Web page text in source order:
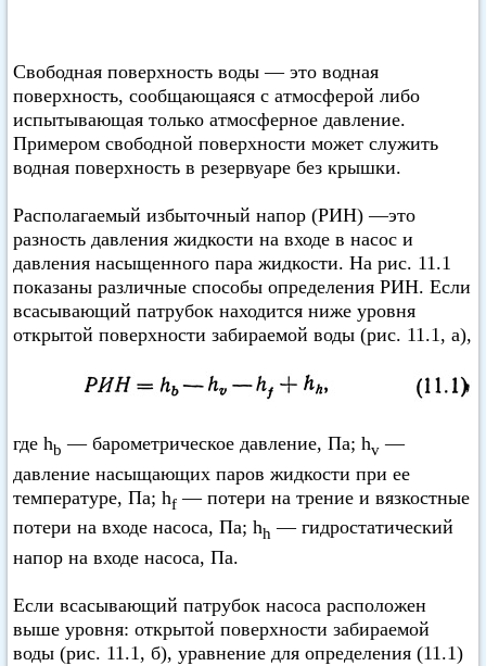
Свободная поверхность воды — это водная
поверхность, сообщающаяся с атмосферой либо
испытывающая только атмосферное давление.
Примером свободной поверхности может служить
водная поверхность в резервуаре без крышки.
Располагаемый избыточный напор (РИН) —это
разность давления жидкости на входе в насос и
давления насыщенного пара жидкости. На рис. 11.1
показаны различные способы определения РИН. Если
всасывающий патрубок находится ниже уровня
открытой поверхности забираемой воды (рис. 11.1, а),
где hb — барометрическое давление, Па; hv —
давление насыщающих паров жидкости при ее
температуре, Па; hf — потери на трение и вязкостные
потери на входе насоса, Па; hh — гидростатический
напор на входе насоса, Па.
Если всасывающий патрубок насоса расположен
выше уровня: открытой поверхности забираемой
воды (рис. 11.1, б), уравнение для определения (11.1)